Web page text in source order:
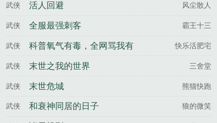
武侠 活人回避 风尘散人
武侠 全服最强刺客 霸王十三
武侠
科普氧气有毒，全网骂我有
病
快乐活肥宅
武侠 末世之我的世界 三舍堂
武侠 末世危城 熊猫快跑
武侠 和衰神同居的日子 狼的微笑